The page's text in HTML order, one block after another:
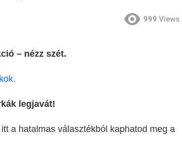
999 Views
– nézz szét.
legjavát!
a hatalmas választékból kaphatod meg a